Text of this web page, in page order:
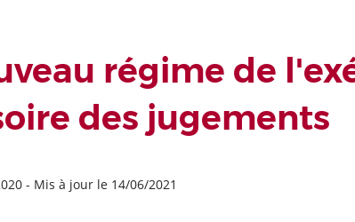
régime de
des jugements
- Mis à jour le 14/06/2021